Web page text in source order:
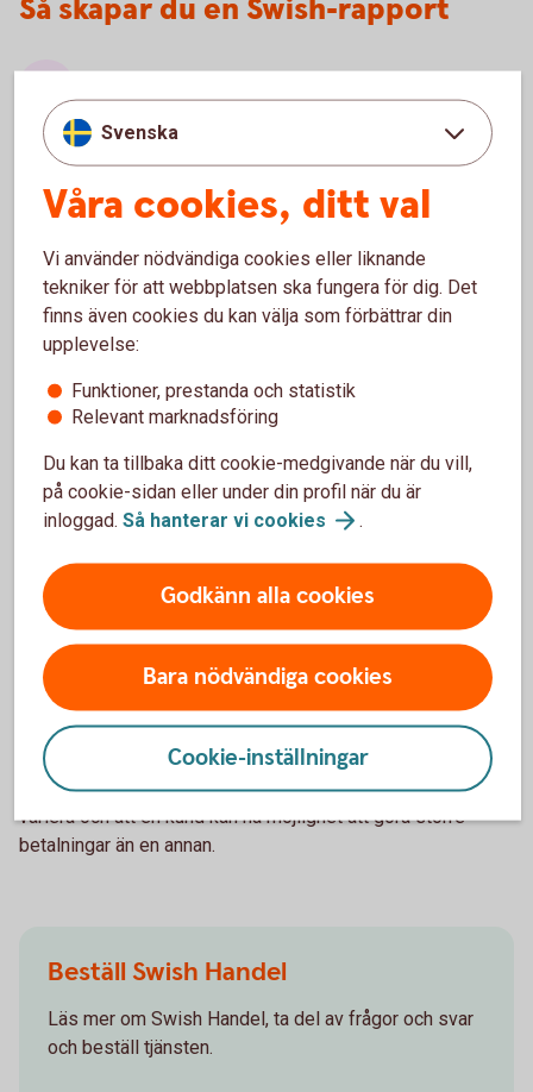
Så skapar du en Swish-rapport
Gå till översikten: Betala/överföra – Swish – Swish
Välj Swish-rapport
Återbetalningar
Var görs återbetalningar?
När kan återbetalningar göras?
Kontroll vid en återbetalning
Beloppsgräns för Swish Handel
Det högsta belopp som ni kan ta emot är 150 000 kronor
per betalning. Privatkundens beloppsgräns styrs av
respektive bank vilket kan innebära att beloppsgränser kan
variera och att en kund kan ha möjlighet att göra större
betalningar än en annan.
Beställ Swish Handel
Läs mer om Swish Handel, ta del av frågor och svar
och beställ tjänsten.
Svenska
Våra cookies, ditt val
Vi använder nödvändiga cookies eller liknande
tekniker för att webbplatsen ska fungera för dig. Det
finns även cookies du kan välja som förbättrar din
upplevelse:
Funktioner, prestanda och statistik
Relevant marknadsföring
Du kan ta tillbaka ditt cookie-medgivande när du vill,
på cookie-sidan eller under din profil när du är
inloggad. Så hanterar vi cookies .
Godkänn alla cookies
Bara nödvändiga cookies
Cookie-inställningar